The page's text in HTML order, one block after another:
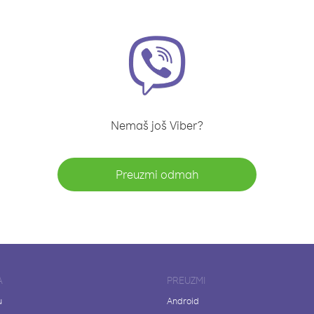
Nemaš još Viber?
Preuzmi odmah
PREUZMI
Android